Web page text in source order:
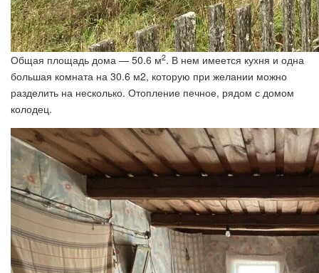
Общая площадь дома — 50.6 м2. В нем имеется кухня и одна
большая комната на 30.6 м2, которую при желании можно
разделить на несколько. Отопление печное, рядом с домом
колодец.